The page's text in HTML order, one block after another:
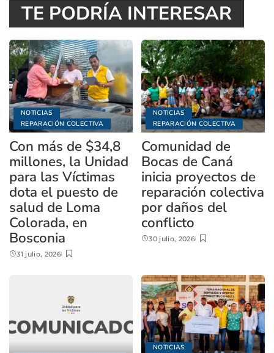
TE PODRÍA INTERESAR
NOTICIAS
REPARACIÓN COLECTIVA
Con más de $34,8
millones, la Unidad
para las Víctimas
dota el puesto de
salud de Loma
Colorada, en
Bosconia
31 julio, 2026
NOTICIAS
REPARACIÓN COLECTIVA
Comunidad de
Bocas de Caná
inicia proyectos de
reparación colectiva
por daños del
conflicto
30 julio, 2026
NOTICIAS